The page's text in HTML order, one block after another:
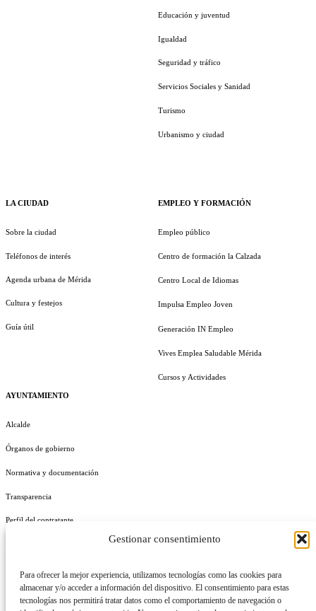
Gestionar consentimiento
Para ofrecer la mejor experiencia, utilizamos tecnologías como las cookies para
almacenar y/o acceder a información del dispositivo. El consentimiento para estas
tecnologías nos permitirá tratar datos como el comportamiento de navegación o
LA CIUDAD
Sobre la ciudad
Teléfonos de interés
Agenda urbana de Mérida
Cultura y festejos
Guía útil
AYUNTAMIENTO
Alcalde
Órganos de gobierno
Normativa y documentación
Transparencia
Perfil del contratante
Educación y juventud
Igualdad
Seguridad y tráfico
Servicios Sociales y Sanidad
Turismo
Urbanismo y ciudad
EMPLEO Y FORMACIÓN
Empleo público
Centro de formación la Calzada
Centro Local de Idiomas
Impulsa Empleo Joven
Generación IN Empleo
Vives Emplea Saludable Mérida
Cursos y Actividades